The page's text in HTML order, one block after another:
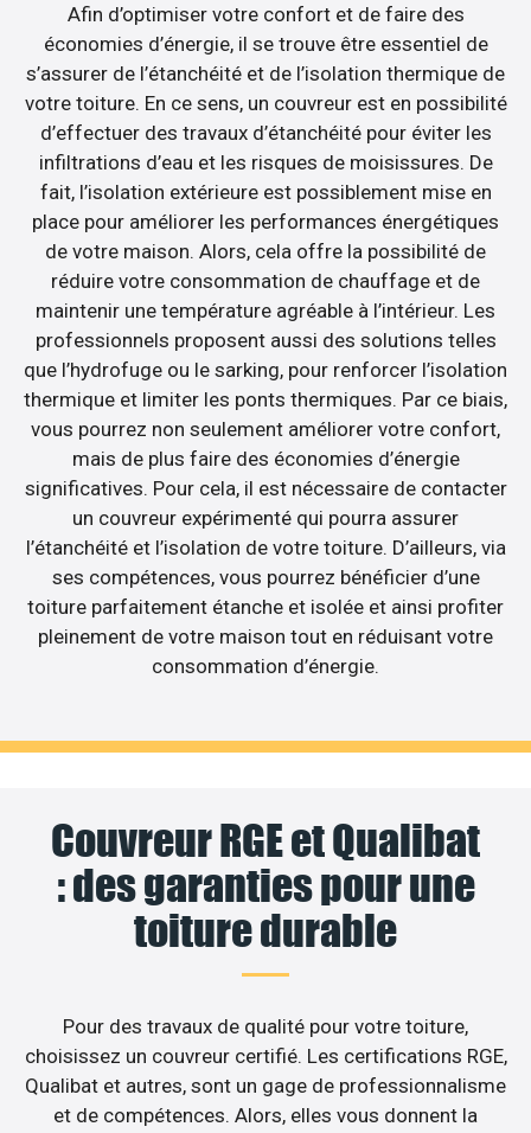
Afin d’optimiser votre confort et de faire des
économies d’énergie, il se trouve être essentiel de
s’assurer de l’étanchéité et de l’isolation thermique de
votre toiture. En ce sens, un couvreur est en possibilité
d’effectuer des travaux d’étanchéité pour éviter les
infiltrations d’eau et les risques de moisissures. De
fait, l’isolation extérieure est possiblement mise en
place pour améliorer les performances énergétiques
de votre maison. Alors, cela offre la possibilité de
réduire votre consommation de chauffage et de
maintenir une température agréable à l’intérieur. Les
professionnels proposent aussi des solutions telles
que l’hydrofuge ou le sarking, pour renforcer l’isolation
thermique et limiter les ponts thermiques. Par ce biais,
vous pourrez non seulement améliorer votre confort,
mais de plus faire des économies d’énergie
significatives. Pour cela, il est nécessaire de contacter
un couvreur expérimenté qui pourra assurer
l’étanchéité et l’isolation de votre toiture. D’ailleurs, via
ses compétences, vous pourrez bénéficier d’une
toiture parfaitement étanche et isolée et ainsi profiter
pleinement de votre maison tout en réduisant votre
consommation d’énergie.
Couvreur RGE et Qualibat
: des garanties pour une
toiture durable
Pour des travaux de qualité pour votre toiture,
choisissez un couvreur certifié. Les certifications RGE,
Qualibat et autres, sont un gage de professionnalisme
et de compétences. Alors, elles vous donnent la